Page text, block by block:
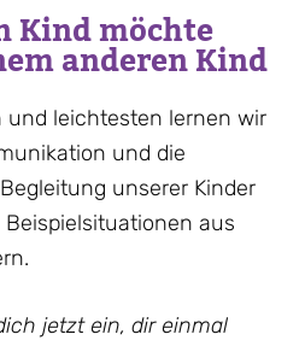
Kind möchte
anderen Kind
und leichtesten lernen wir
und die
unserer Kinder
aus
jetzt ein, dir einmal